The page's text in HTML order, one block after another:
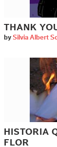
THANK
by Silvia Albert
HISTORIA
FLOR